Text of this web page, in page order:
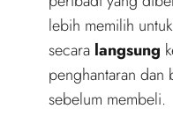
lebih memilih
secara langsung
penghantaran
sebelum membeli.